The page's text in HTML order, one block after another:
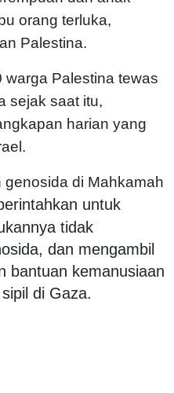
orang terluka,
Palestina.
warga Palestina tewas
sejak saat itu,
harian yang
di Mahkamah
untuk
tidak
dan mengambil
bantuan kemanusiaan
di Gaza.